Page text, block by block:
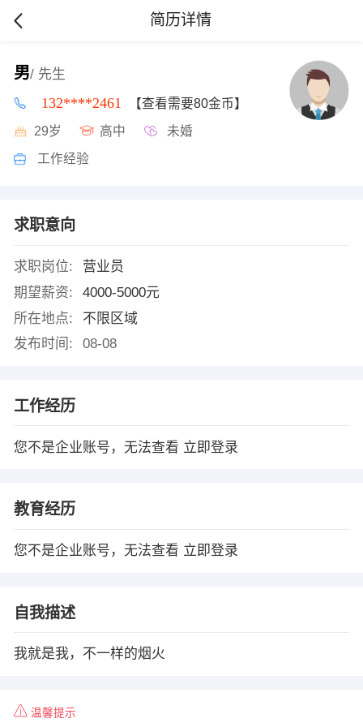
简历详情
男/ 先生
132****2461 【查看需要80金币】
29岁 高中 未婚
工作经验
求职意向
求职岗位:
营业员
期望薪资:
4000-5000元
所在地点:
不限区域
发布时间:
08-08
工作经历
您不是企业账号，无法查看 立即登录
教育经历
您不是企业账号，无法查看 立即登录
自我描述
我就是我，不一样的烟火
温馨提示